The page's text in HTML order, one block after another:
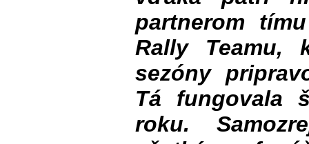
partnerom
Rally Teamu,
sezóny
Tá fungovala
roku.